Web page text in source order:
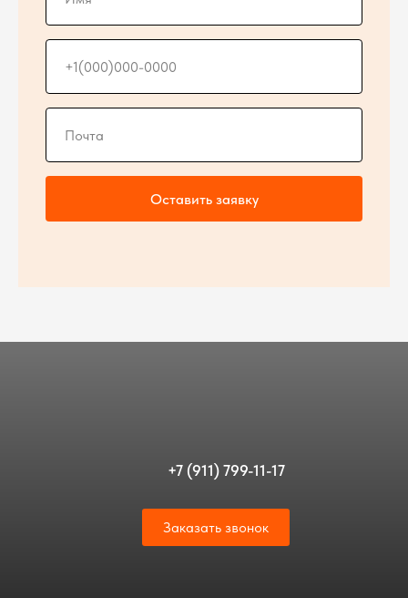
Оставить заявку
Заказать звонок
+7 (911) 799-11-17